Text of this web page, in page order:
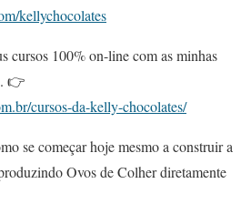
kellychocolates
cursos 100% on-line com as minhas
👉
cursos-da-kelly-chocolates/
se começar hoje mesmo a construir a
Ovos de Colher diretamente